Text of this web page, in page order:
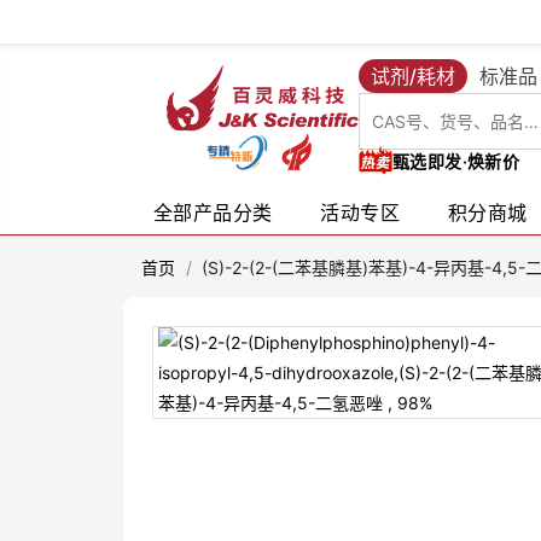
试剂/耗材 标准品
甄选即发·焕新价
全部产品分类 活动专区 积分商城
首页 / (S)-2-(2-(二苯基膦基)苯基)-4-异丙基-4,5-